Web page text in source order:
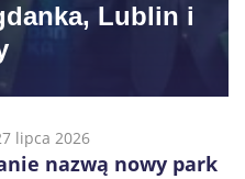
Lublin i
lipca 2026
nazwą nowy park